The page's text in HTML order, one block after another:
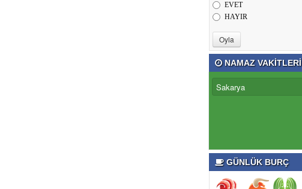
EVET
HAYIR
NAMAZ VAKİTLERİ
GÜNLÜK BURÇ